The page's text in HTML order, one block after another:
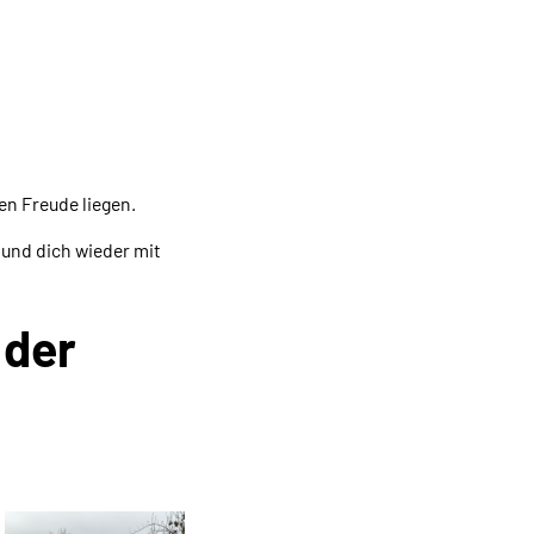
Freude liegen.
dich wieder mit